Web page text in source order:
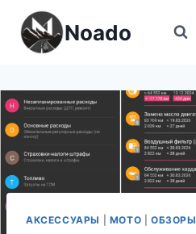
Перейти
содержимому
Noado
АКСЕССУАРЫ МОТО ОБЗОРЫ